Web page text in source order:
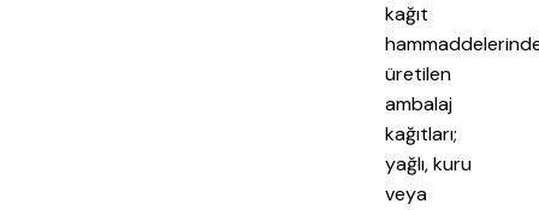
kağıt
üretilen
ambalaj
kağıtları;
yağlı, kuru
veya